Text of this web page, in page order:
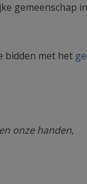
gemeenschap
bidden met het
onze handen,